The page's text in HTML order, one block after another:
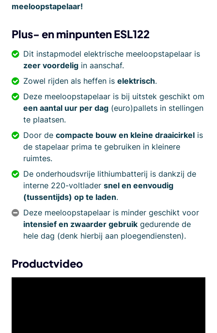
meeloopstapelaar!
Plus- en minpunten ESL122
Dit instapmodel elektrische meeloopstapelaar is
zeer voordelig in aanschaf.
Zowel rijden als heffen is elektrisch.
Deze meeloopstapelaar is bij uitstek geschikt om
een aantal uur per dag (euro)pallets in stellingen
te plaatsen.
Door de compacte bouw en kleine draaicirkel is
de stapelaar prima te gebruiken in kleinere
ruimtes.
De onderhoudsvrije lithiumbatterij is dankzij de
interne 220-voltlader snel en eenvoudig
(tussentijds) op te laden.
Deze meeloopstapelaar is minder geschikt voor
intensief en zwaarder gebruik gedurende de
hele dag (denk hierbij aan ploegendiensten).
Productvideo